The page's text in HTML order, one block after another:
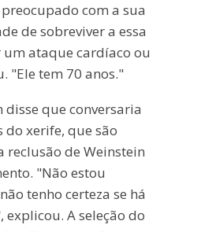
com a sua
de sobreviver a essa
um ataque cardíaco ou
"Ele tem 70 anos."
disse que conversaria
do xerife, que são
reclusão de Weinstein
"Não estou
tenho certeza se há
A seleção do